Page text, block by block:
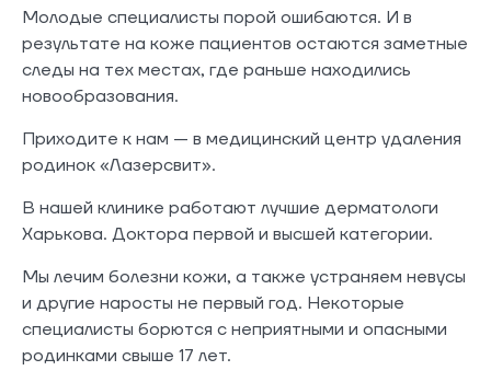
Молодые специалисты порой ошибаются. И в
результате на коже пациентов остаются заметные
следы на тех местах, где раньше находились
новообразования.
Приходите к нам — в медицинский центр удаления
родинок «Лазерсвит».
В нашей клинике работают лучшие дерматологи
Харькова. Доктора первой и высшей категории.
Мы лечим болезни кожи, а также устраняем невусы
и другие наросты не первый год. Некоторые
специалисты борются с неприятными и опасными
родинками свыше 17 лет.